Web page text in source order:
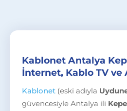
Kablonet Antalya
İnternet, Kablo TV ve
Kablonet (eski adıyla
güvencesiyle Antalya ili